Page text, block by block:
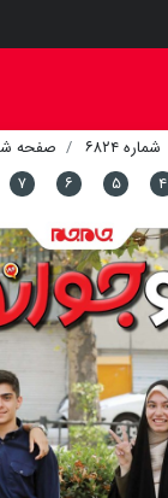
شماره ۶۸۲۴ صفحه
۴ ۵ ۶ ۷